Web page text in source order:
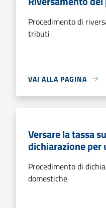
Procedimento di
tributi
VAI ALLA PAGINA
Versare la tassa
dichiarazione per
Procedimento di
domestiche